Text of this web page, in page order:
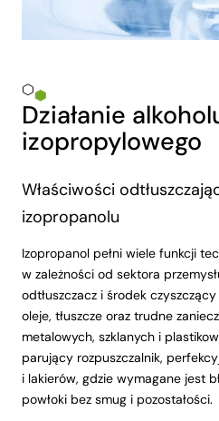
Działanie
izopropylowego
Właściwości
izopropanolu
Izopropanol pełni wiele funkcji
w zależności od sektora
odtłuszczacz i środek
oleje, tłuszcze oraz trudne
metalowych, szklanych i
parujący rozpuszczalnik,
i lakierów, gdzie wymagane jest
powłoki bez smug i pozostałości.